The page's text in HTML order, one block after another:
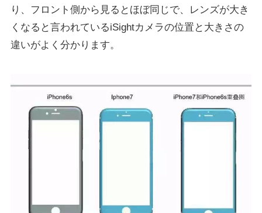
り、フロント側から見るとほぼ同じで、レンズが大き
くなると言われているiSightカメラの位置と大きさの
違いがよく分かります。